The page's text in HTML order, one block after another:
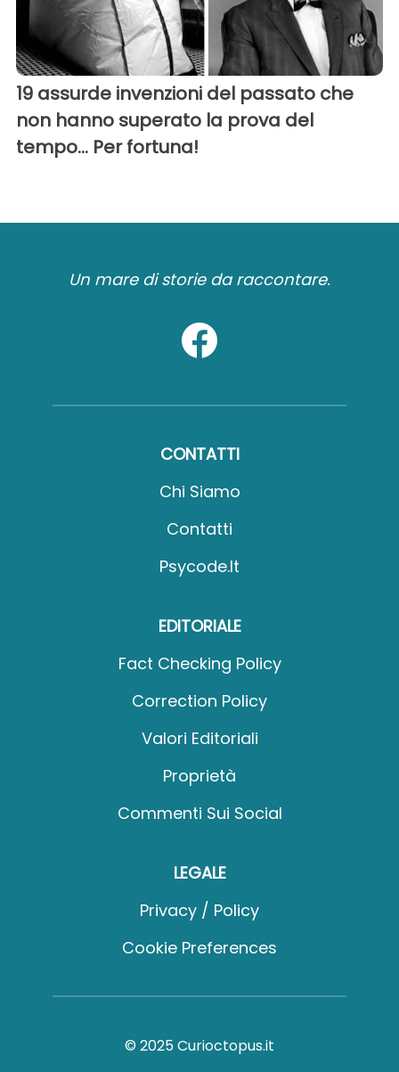
19 assurde invenzioni del passato che
non hanno superato la prova del
tempo... Per fortuna!
Un mare di storie da raccontare.
CONTATTI
Chi Siamo
Contatti
Psycode.it
EDITORIALE
Fact Checking Policy
Correction Policy
Valori Editoriali
Proprietà
Commenti Sui Social
LEGALE
Privacy / Policy
Cookie Preferences
© 2025 Curioctopus.it